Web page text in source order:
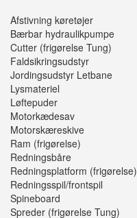
Afstivning køretøjer
Bærbar hydraulikpumpe
Cutter (frigørelse Tung)
Faldsikringsudstyr
Jordingsudstyr Letbane
Lysmateriel
Løftepuder
Motorkædesav
Motorskæreskive
Ram (frigørelse)
Redningsbåre
Redningsplatform (frigørelse)
Redningsspil/frontspil
Spineboard
Spreder (frigørelse Tung)